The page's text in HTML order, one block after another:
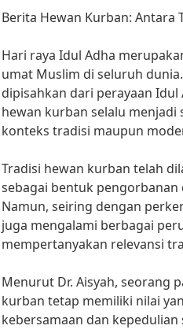
Berita Hewan Kurban: Antara
Hari raya Idul Adha
umat Muslim di seluruh
dipisahkan dari perayaan
hewan kurban selalu
konteks tradisi maupun
Tradisi hewan kurban telah
sebagai bentuk pengorbanan
Namun, seiring dengan
juga mengalami berbagai
mempertanyakan relevansi
Menurut Dr. Aisyah, seorang
kurban tetap memiliki nilai
kebersamaan dan